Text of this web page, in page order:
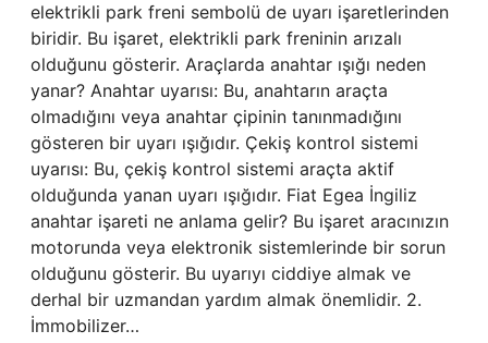
elektrikli park freni sembolü de uyarı işaretlerinden
biridir. Bu işaret, elektrikli park freninin arızalı
olduğunu gösterir. Araçlarda anahtar ışığı neden
yanar? Anahtar uyarısı: Bu, anahtarın araçta
olmadığını veya anahtar çipinin tanınmadığını
gösteren bir uyarı ışığıdır. Çekiş kontrol sistemi
uyarısı: Bu, çekiş kontrol sistemi araçta aktif
olduğunda yanan uyarı ışığıdır. Fiat Egea İngiliz
anahtar işareti ne anlama gelir? Bu işaret aracınızın
motorunda veya elektronik sistemlerinde bir sorun
olduğunu gösterir. Bu uyarıyı ciddiye almak ve
derhal bir uzmandan yardım almak önemlidir. 2.
İmmobilizer…